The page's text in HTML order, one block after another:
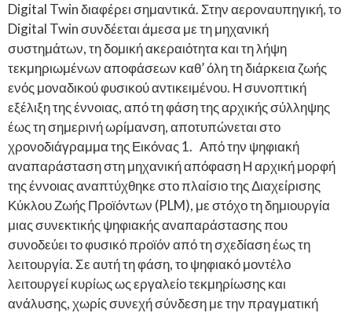
Digital Twin διαφέρει σημαντικά. Στην αεροναυπηγική, το
Digital Twin συνδέεται άμεσα με τη μηχανική
συστημάτων, τη δομική ακεραιότητα και τη λήψη
τεκμηριωμένων αποφάσεων καθ’ όλη τη διάρκεια ζωής
ενός μοναδικού φυσικού αντικειμένου. Η συνοπτική
εξέλιξη της έννοιας, από τη φάση της αρχικής σύλληψης
έως τη σημερινή ωρίμανση, αποτυπώνεται στο
χρονοδιάγραμμα της Εικόνας 1. Από την ψηφιακή
αναπαράσταση στη μηχανική απόφαση Η αρχική μορφή
της έννοιας αναπτύχθηκε στο πλαίσιο της Διαχείρισης
Κύκλου Ζωής Προϊόντων (PLM), με στόχο τη δημιουργία
μιας συνεκτικής ψηφιακής αναπαράστασης που
συνοδεύει το φυσικό προϊόν από τη σχεδίαση έως τη
λειτουργία. Σε αυτή τη φάση, το ψηφιακό μοντέλο
λειτουργεί κυρίως ως εργαλείο τεκμηρίωσης και
ανάλυσης, χωρίς συνεχή σύνδεση με την πραγματική